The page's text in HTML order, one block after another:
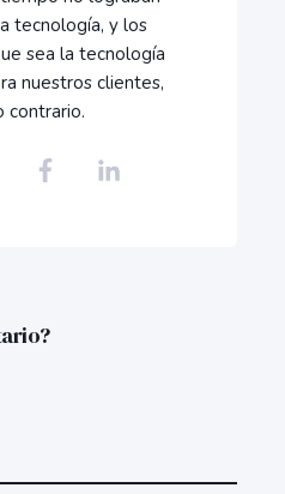
tecnología, y los
sea la tecnología
nuestros clientes,
contrario.